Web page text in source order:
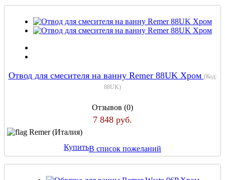
Отвод для смесителя на ванну Remer 88UK Хром (Код:
88UK)
Отзывов (0)
7 848 руб.
Remer (Италия)
КупитьВ список пожеланий